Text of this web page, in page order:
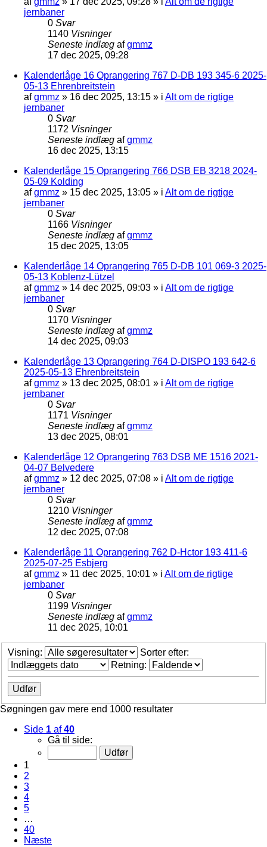
jernbaner
0 Svar
1140 Visninger
Seneste indlæg afgmmz
17 dec 2025, 09:28
Kalenderlåge 16 Oprangering 767 D-DB 193 345-6 2025-
05-13 Ehrenbreitstein
afgmmz » 16 dec 2025, 13:15 » i Alt om de rigtige
jernbaner
0 Svar
1172 Visninger
Seneste indlæg afgmmz
16 dec 2025, 13:15
Kalenderlåge 15 Oprangering 766 DSB EB 3218 2024-
05-09 Kolding
afgmmz » 15 dec 2025, 13:05 » i Alt om de rigtige
jernbaner
0 Svar
1166 Visninger
Seneste indlæg afgmmz
15 dec 2025, 13:05
Kalenderlåge 14 Oprangering 765 D-DB 101 069-3 2025-
05-13 Koblenz-Lützel
afgmmz » 14 dec 2025, 09:03 » i Alt om de rigtige
jernbaner
0 Svar
1170 Visninger
Seneste indlæg afgmmz
14 dec 2025, 09:03
Kalenderlåge 13 Oprangering 764 D-DISPO 193 642-6
2025-05-13 Ehrenbreitstein
afgmmz » 13 dec 2025, 08:01 » i Alt om de rigtige
jernbaner
0 Svar
1171 Visninger
Seneste indlæg afgmmz
13 dec 2025, 08:01
Kalenderlåge 12 Oprangering 763 DSB ME 1516 2021-
04-07 Belvedere
afgmmz » 12 dec 2025, 07:08 » i Alt om de rigtige
jernbaner
0 Svar
1210 Visninger
Seneste indlæg afgmmz
12 dec 2025, 07:08
Kalenderlåge 11 Oprangering 762 D-Hctor 193 411-6
2025-07-25 Esbjerg
afgmmz » 11 dec 2025, 10:01 » i Alt om de rigtige
jernbaner
0 Svar
1199 Visninger
Seneste indlæg afgmmz
11 dec 2025, 10:01
Visning:
Sorter efter:
Retning:
Søgningen gav mere end 1000 resultater
Side 1 af40
Gå til side:
1
2
3
4
5
…
40
Næste